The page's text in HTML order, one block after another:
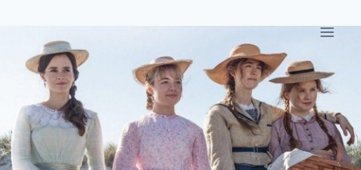
contenido